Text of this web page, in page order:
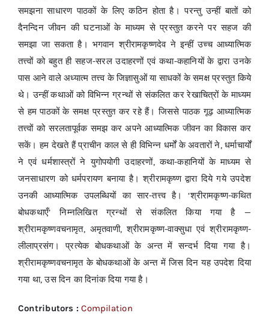
समझना साधारण पाठकों के लिए कठिन होता है। परन्तु उन्हीं बातों को
दैनन्दिन जीवन की घटनाओं के माध्यम से प्रस्तुत करने पर सहज की
समझा जा सकता है। भगवान श्रीरामकृष्णदेव ने इन्हीं उच्च आध्यात्मिक
तत्त्वों को बहुत ही सहज-सरल उदाहरणों एवं कथा-कहानियों के द्वारा उनके
पास आने वाले अध्यात्म तत्त्व के जिज्ञासुओं या साधकों के समक्ष प्रस्तुत किये
थे। उन्हीं कथाओं को विभिन्न ग्रन्थों से संकलित कर रेखाचित्रों के माध्यम
से हम पाठकों के समक्ष प्रस्तुत कर रहे हैं। जिससे पाठक गूढ़ आध्यात्मिक
तत्त्वों को सरलतापूर्वक समझ कर अपने आध्यात्मिक जीवन का विकास कर
सकें। हम देखते हैं प्राचीन काल से ही विभिन्न धर्मों के अवतारों ने, धर्माचार्यों
ने एवं धर्मशास्त्रों ने युगोपयोगी उदाहरणों, कथा-कहानियों के माध्यम से
जनसाधारण को धर्मपरायण बनाया है। श्रीरामकृष्ण द्वारा दिये गये उपदेश
उनकी आध्यात्मिक उपलब्धियों का सार-तत्त्व है। ‘श्रीरामकृष्ण-कथित
बोधकथाएँ’ निम्नलिखित ग्रन्थों से संकलित किया गया है —
श्रीरामकृष्णवचनामृत, अमृतवाणी, श्रीरामकृष्ण-वाक्सुधा एवं श्रीरामकृष्ण-
लीलाप्रसंग। प्रत्येक बोधकथाओं के अन्त में सन्दर्भ दिया गया है।
श्रीरामकृष्णवचनामृत के बोधकथाओं के अन्त में जिस दिन यह उपदेश दिया
गया था, उस दिन का दिनांक दिया गया है।
Contributors :Compilation